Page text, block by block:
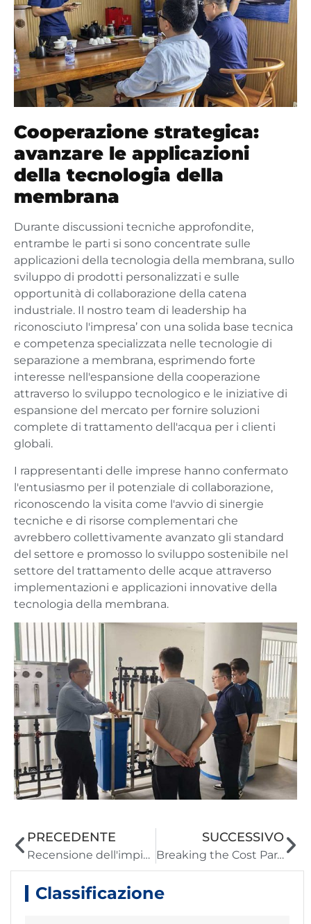
Cooperazione strategica:
avanzare le applicazioni
della tecnologia della
membrana
Durante discussioni tecniche approfondite,
entrambe le parti si sono concentrate sulle
applicazioni della tecnologia della membrana, sullo
sviluppo di prodotti personalizzati e sulle
opportunità di collaborazione della catena
industriale. Il nostro team di leadership ha
riconosciuto l'impresa’ con una solida base tecnica
e competenza specializzata nelle tecnologie di
separazione a membrana, esprimendo forte
interesse nell'espansione della cooperazione
attraverso lo sviluppo tecnologico e le iniziative di
espansione del mercato per fornire soluzioni
complete di trattamento dell'acqua per i clienti
globali.
I rappresentanti delle imprese hanno confermato
l'entusiasmo per il potenziale di collaborazione,
riconoscendo la visita come l'avvio di sinergie
tecniche e di risorse complementari che
avrebbero collettivamente avanzato gli standard
del settore e promosso lo sviluppo sostenibile nel
settore del trattamento delle acque attraverso
implementazioni e applicazioni innovative della
tecnologia della membrana.
PRECEDENTE
Recensione dell'impianto idrico modulare intelligente a Jiangmen | Prestazioni & Ottimizzazione Insights
SUCCESSIVO
Breaking the Cost Paradigm: 1,2 dollari/m³ di impianto solare-RO alimenta la crescita industriale in Mauritania
Classificazione